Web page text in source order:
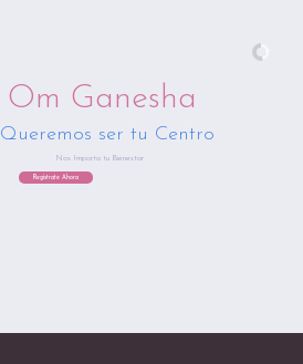
Regístrate Ahora
Om Ganesha
Queremos ser tu Centro
Nos Importa tu Bienestar